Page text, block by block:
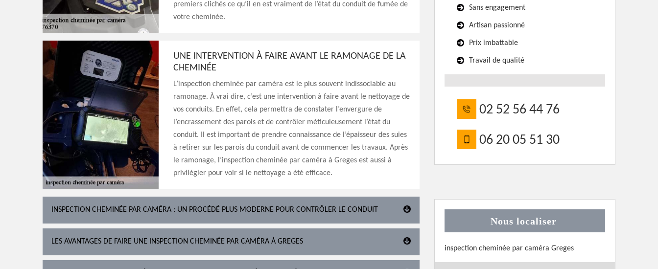
premiers clichés ce qu’il en est vraiment de l’état du conduit de fumée de
votre cheminée.
UNE INTERVENTION À FAIRE AVANT LE RAMONAGE DE LA
CHEMINÉE
L’inspection cheminée par caméra est le plus souvent indissociable au
ramonage. À vrai dire, c’est une intervention à faire avant le nettoyage de
vos conduits. En effet, cela permettra de constater l’envergure de
l’encrassement des parois et de contrôler méticuleusement l’état du
conduit. Il est important de prendre connaissance de l’épaisseur des suies
à retirer sur les parois du conduit avant de commencer les travaux. Après
le ramonage, l’inspection cheminée par caméra à Greges est aussi à
privilégier pour voir si le nettoyage a été efficace.
INSPECTION CHEMINÉE PAR CAMÉRA : UN PROCÉDÉ PLUS MODERNE POUR CONTRÔLER LE CONDUIT
LES AVANTAGES DE FAIRE UNE INSPECTION CHEMINÉE PAR CAMÉRA À GREGES
Sans engagement
Artisan passionné
Prix imbattable
Travail de qualité
02 52 56 44 76
06 20 05 51 30
Nous localiser
inspection cheminée par caméra Greges